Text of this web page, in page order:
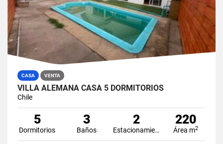
CASA VENTA
VILLA ALEMANA CASA 5 DORMITORIOS
Chile
5
Dormitorios
3
Baños
2
Estacionamiento
220
Área m2